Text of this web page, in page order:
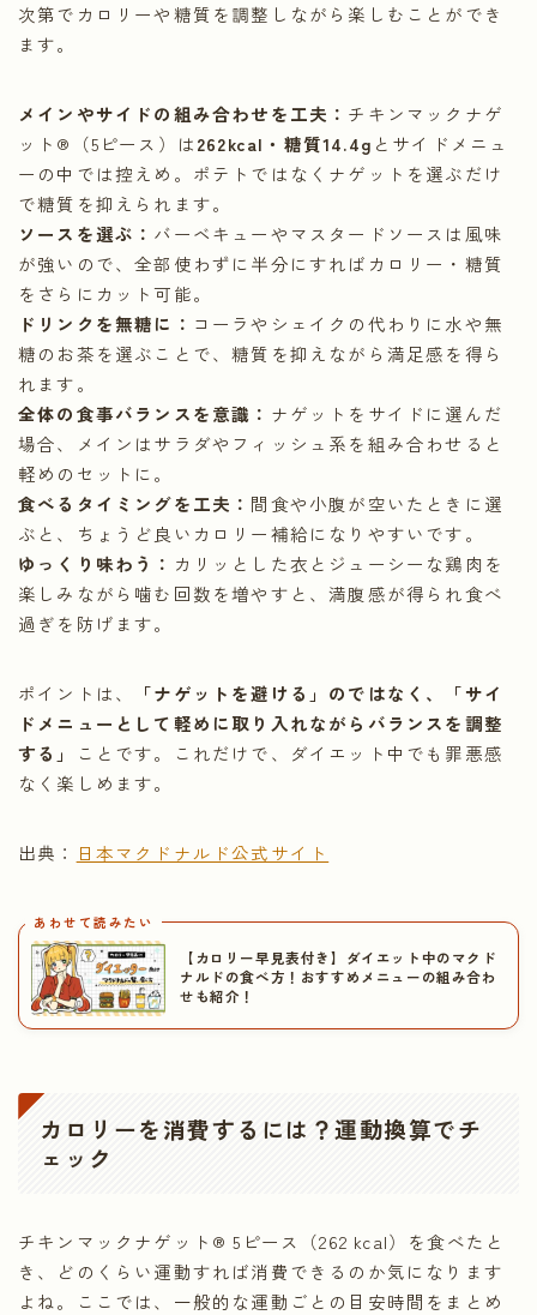
次第でカロリーや糖質を調整しながら楽しむことができ
ます。
メインやサイドの組み合わせを工夫： チキンマックナゲ
ット®（5ピース）は262kcal・糖質14.4g とサイドメニュ
ーの中では控えめ。ポテトではなくナゲットを選ぶだけ
で糖質を抑えられます。
ソースを選ぶ： バーベキューやマスタードソースは風味
が強いので、全部使わずに半分にすればカロリー・糖質
をさらにカット可能。
ドリンクを無糖に： コーラやシェイクの代わりに水や無
糖のお茶を選ぶことで、糖質を抑えながら満足感を得ら
れます。
全体の食事バランスを意識： ナゲットをサイドに選んだ
場合、メインはサラダやフィッシュ系を組み合わせると
軽めのセットに。
食べるタイミングを工夫： 間食や小腹が空いたときに選
ぶと、ちょうど良いカロリー補給になりやすいです。
ゆっくり味わう： カリッとした衣とジューシーな鶏肉を
楽しみながら噛む回数を増やすと、満腹感が得られ食べ
過ぎを防げます。
ポイントは、
「ナゲットを避ける」のではなく、「サイ
ドメニューとして軽めに取り入れながらバランスを調整
する」
ことです。これだけで、ダイエット中でも罪悪感
なく楽しめます。
出典： 日本マクドナルド公式サイト
あわせて読みたい
【カロリー早見表付き】ダイエット中のマクド
ナルドの食べ方！おすすめメニューの組み合わ
せも紹介！
カロリーを消費するには？運動換算でチ
ェック
チキンマックナゲット® 5ピース（262 kcal）を食べたと
き、どのくらい運動すれば消費できるのか気になります
よね。ここでは、一般的な運動ごとの目安時間をまとめ